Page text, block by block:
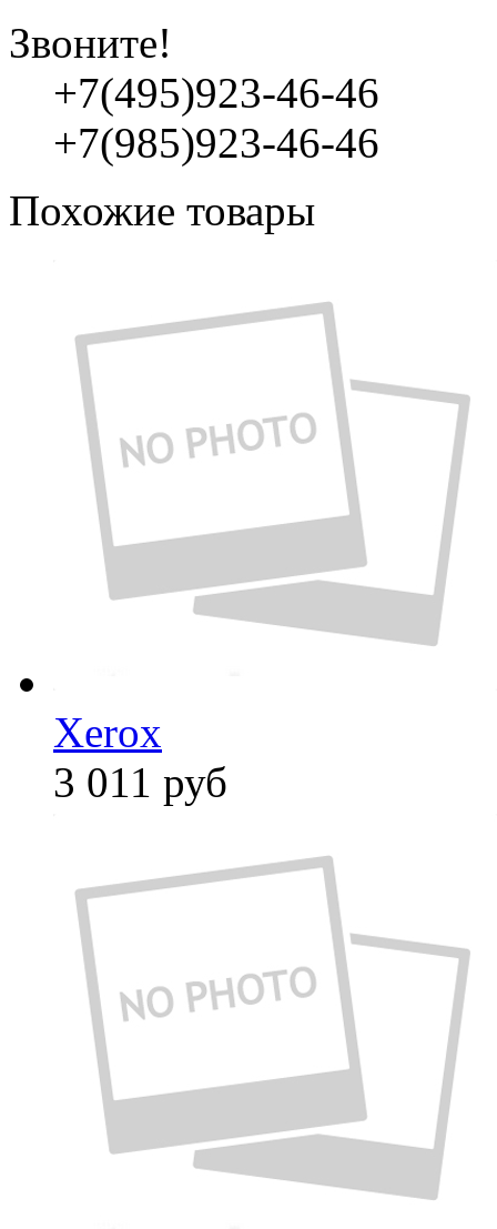
Звоните!
+7(495)923-46-46
+7(985)923-46-46
Похожие товары
Xerox
3 011 руб